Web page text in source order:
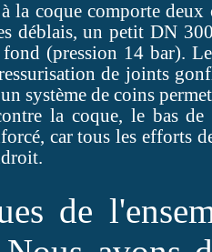
la coque comporte
déblais, un petit DN
fond (pression 14 bar).
de joints
système de coins
la coque, le bas de
car tous les efforts
de